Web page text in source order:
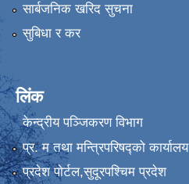
सार्बजनिक खरिद सुचना
सुबिधा र कर
लिंक
केन्द्रीय पञ्जिकरण विभाग
प्र. म तथा मन्त्रिपरिषद्को कार्यालय
प्रदेश पाेर्टल,सुदूरपश्चिम प्रदेश